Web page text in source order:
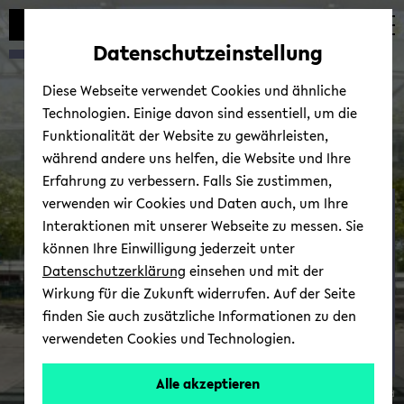
Automatische
vermeiden
zum
wechseln
zum
wechseln
zum
wechseln
Mar­ke­ting
Prof.
© Uni­ver­si­tät Bie­le­feld
Datenschutzeinstellung
Diese Webseite verwendet Cookies und ähnliche
Technologien. Einige davon sind essentiell, um die
Funktionalität der Website zu gewährleisten,
während andere uns helfen, die Website und Ihre
Erfahrung zu verbessern. Falls Sie zustimmen,
verwenden wir Cookies und Daten auch, um Ihre
Interaktionen mit unserer Webseite zu messen. Sie
können Ihre Einwilligung jederzeit unter
Datenschutzerklärung einsehen und mit der
Wirkung für die Zukunft widerrufen. Auf der Seite
finden Sie auch zusätzliche Informationen zu den
verwendeten Cookies und Technologien.
Alle akzeptieren